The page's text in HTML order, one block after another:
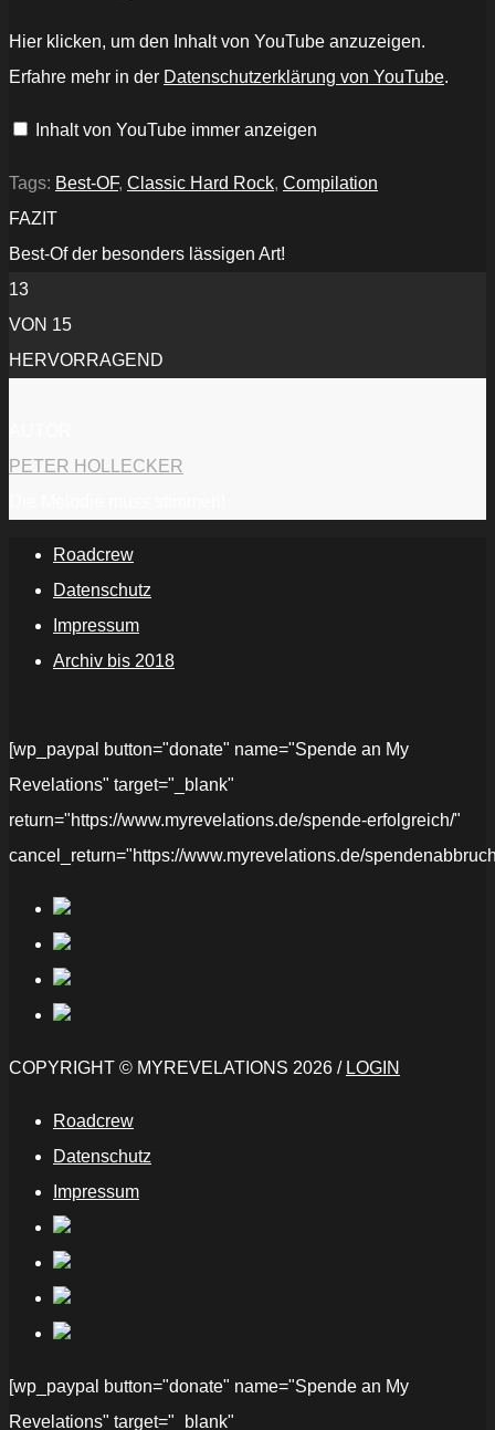
„Thunder
-
Man
Video)“
anzeigen
Hier klicken, um den Inhalt von YouTube anzuzeigen.
Erfahre mehr in der Datenschutzerklärung von YouTube.
Inhalt von YouTube immer anzeigen
Tags: Best-OF, Classic Hard Rock, Compilation
FAZIT
Best-Of der besonders lässigen Art!
13
VON 15
HERVORRAGEND
PETER HOLLECKER
Roadcrew
Datenschutz
Impressum
Archiv bis 2018
[wp_paypal button="donate" name="Spende an My
Revelations" target="_blank"
return="https://www.myrevelations.de/spende-erfolgreich/"
cancel_return="https://www.myrevelations.de/
COPYRIGHT © MYREVELATIONS 2026 / LOGIN
Roadcrew
Datenschutz
Impressum
[wp_paypal button="donate" name="Spende an My
Revelations" target="_blank"